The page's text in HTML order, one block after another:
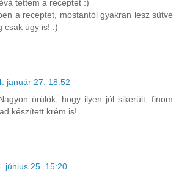
tettem a receptet :)
a receptet, mostantól gyakran lesz sütve
csak úgy is! :)
január 27. 18:52
örülök, hogy ilyen jól sikerült, finom
készített krém is!
június 25. 15:20